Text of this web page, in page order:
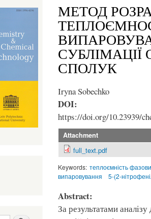
МЕТОД
СУБЛІМАЦІЇ
СПОЛУК
Iryna Sobechko
DOI:
https://doi.org/10.23939/
Attachment
full_text.pdf
Keywords: теплоємність
випаровування
5-(2-
Abstract:
За результатами